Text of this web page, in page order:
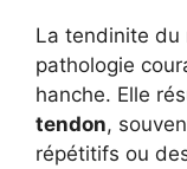
La tendinite du
pathologie
hanche. Elle
tendon,
répétitifs ou